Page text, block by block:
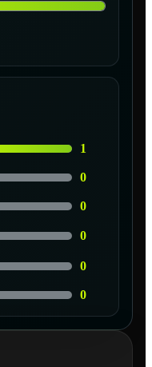
1
0
0
0
0
0